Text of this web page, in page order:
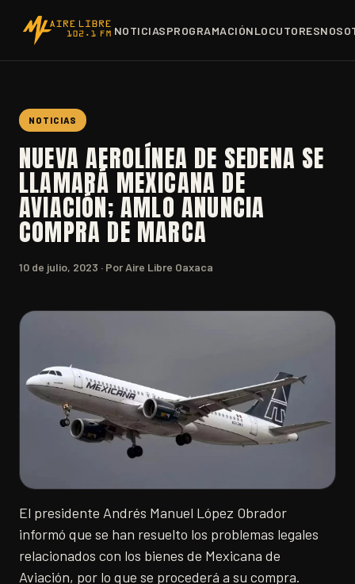
NOTICIASPROGRAMACIÓNLOCUTORES
NOTICIAS
NUEVA AEROLÍNEA DE SEDENA SE
LLAMARÁ MEXICANA DE
AVIACIÓN; AMLO ANUNCIA
COMPRA DE MARCA
10 de julio, 2023 · Por Aire Libre Oaxaca
El presidente Andrés Manuel López Obrador
informó que se han resuelto los problemas legales
relacionados con los bienes de Mexicana de
Aviación, por lo que se procederá a su compra.